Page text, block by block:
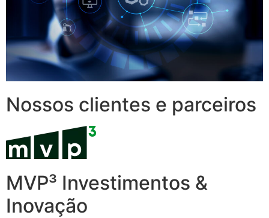
Nossos clientes e parceiros
MVP³ Investimentos &
Inovação